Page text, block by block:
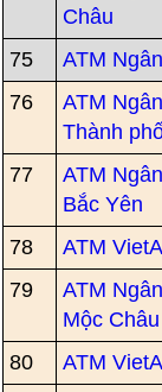
Châu
75 ATM
76
ATM
Thành
77
ATM
Bắc Yên
78 ATM
79
ATM
Mộc Châu
80 ATM